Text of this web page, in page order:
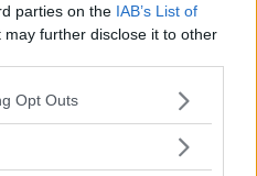
parties on the IAB’s List of
may further disclose it to other
uses one or more Google
behaviour. You may click to
Opt Outs
du OK-förlagets